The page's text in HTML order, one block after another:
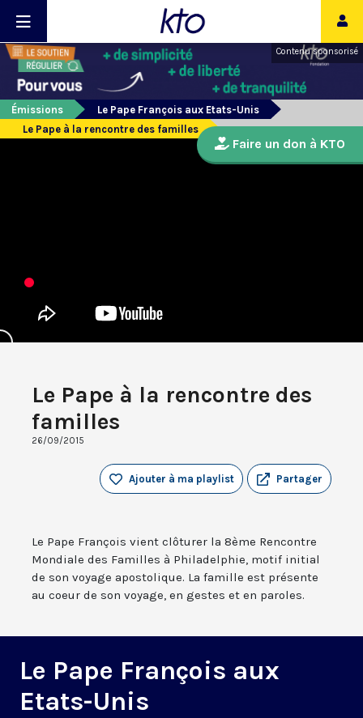
Contenu sponsorisé
Émissions
Le Pape François aux Etats-Unis
Le Pape à la rencontre des familles
Le Pape à la rencontre des
familles
26/09/2015
Partager
Ajouter à ma playlist
Le Pape François vient clôturer la 8ème Rencontre
Mondiale des Familles à Philadelphie, motif initial
de son voyage apostolique. La famille est présente
au coeur de son voyage, en gestes et en paroles.
Le Pape François aux
Etats-Unis
Faire un don à KTO